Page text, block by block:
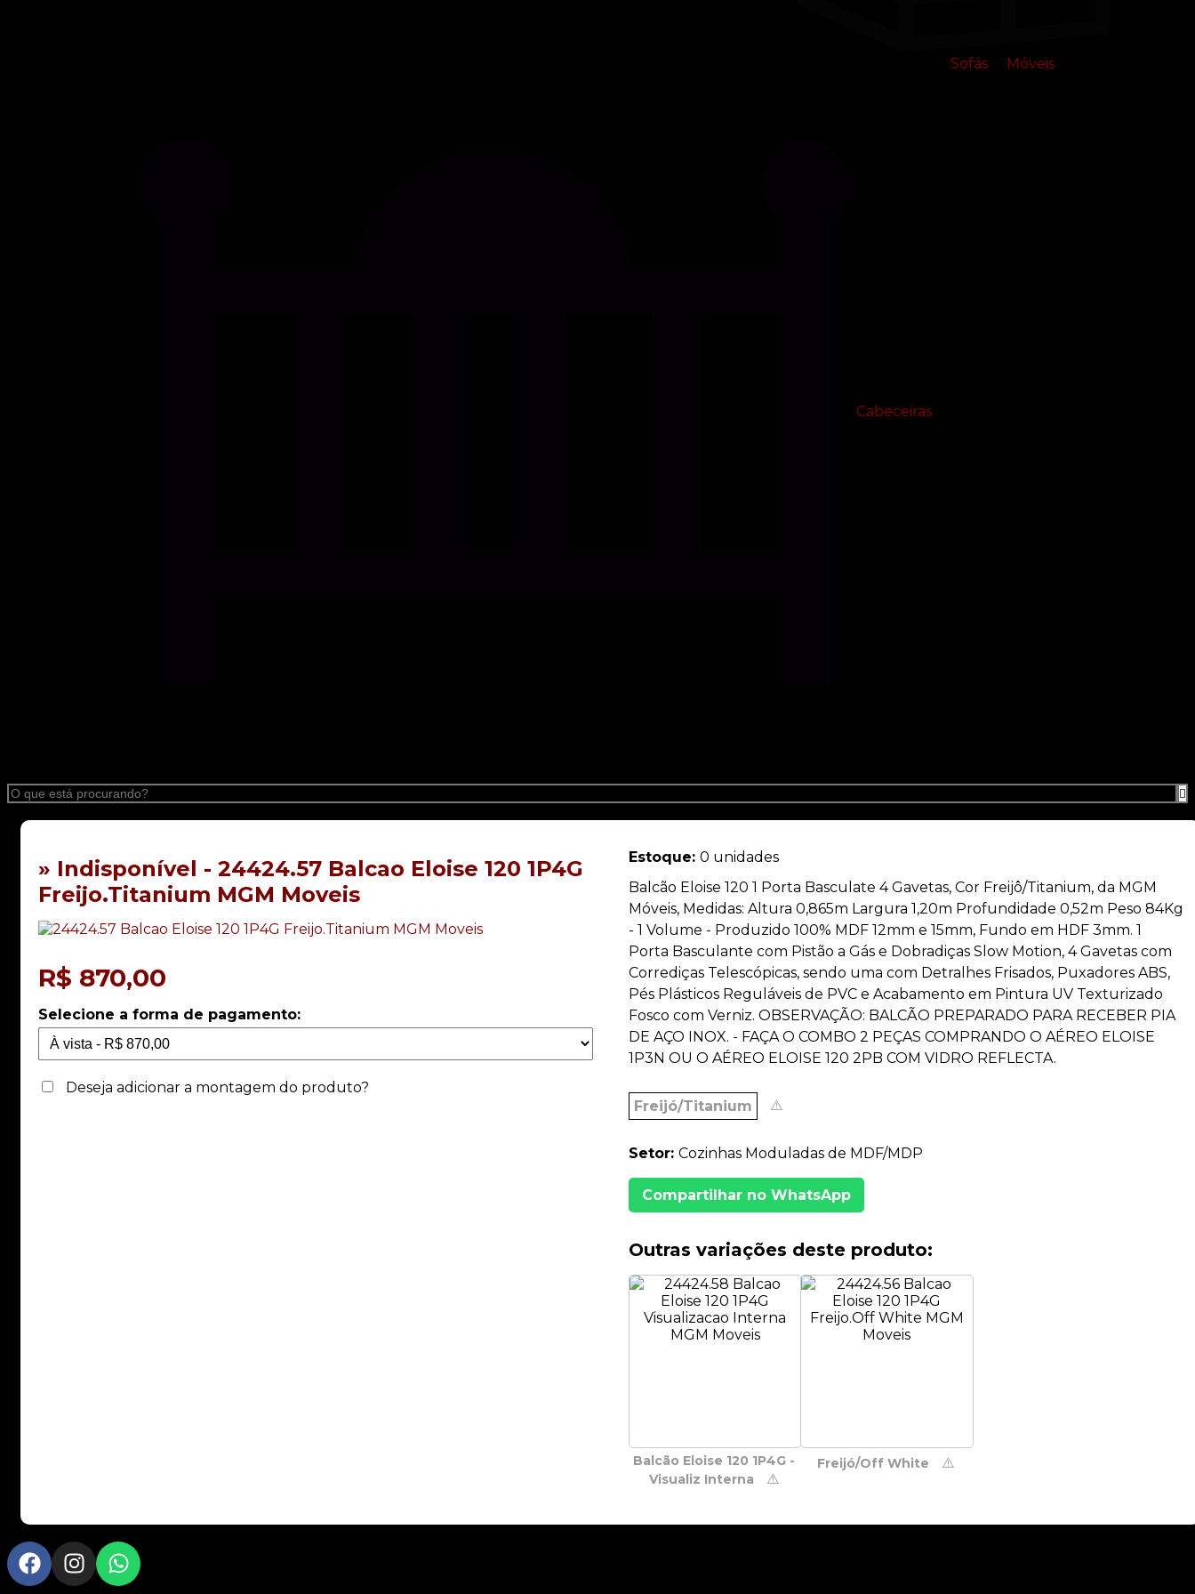
Cabeceiras
Sofás Móveis
» Indisponível - 24424.57 Balcao Eloise 120 1P4G
Freijo.Titanium MGM Moveis
R$ 870,00
Selecione a forma de pagamento:
Deseja adicionar a montagem do produto?
Estoque: 0 unidades
Balcão Eloise 120 1 Porta Basculate 4 Gavetas, Cor Freijô/Titanium, da MGM
Móveis, Medidas: Altura 0,865m Largura 1,20m Profundidade 0,52m Peso 84Kg
- 1 Volume - Produzido 100% MDF 12mm e 15mm, Fundo em HDF 3mm. 1
Porta Basculante com Pistão a Gás e Dobradiças Slow Motion, 4 Gavetas com
Corrediças Telescópicas, sendo uma com Detralhes Frisados, Puxadores ABS,
Pés Plásticos Reguláveis de PVC e Acabamento em Pintura UV Texturizado
Fosco com Verniz. OBSERVAÇÃO: BALCÃO PREPARADO PARA RECEBER PIA
DE AÇO INOX. - FAÇA O COMBO 2 PEÇAS COMPRANDO O AÉREO ELOISE
1P3N OU O AÉREO ELOISE 120 2PB COM VIDRO REFLECTA.
Freijó/Titanium ⚠️
Setor: Cozinhas Moduladas de MDF/MDP
Compartilhar no WhatsApp
Outras variações deste produto:
Balcão Eloise 120 1P4G -
Visualiz Interna
⚠️
Freijó/Off White ⚠️